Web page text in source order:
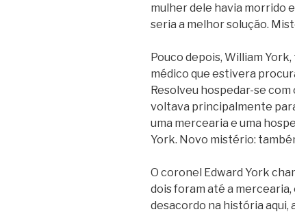
mulher dele havia morrido
seria a melhor solução.
Pouco depois, William
médico que estivera
Resolveu hospedar-se com
voltava principalmente
uma mercearia e uma
York. Novo mistério:
O coronel Edward York
dois foram até a
desacordo na história aqui,